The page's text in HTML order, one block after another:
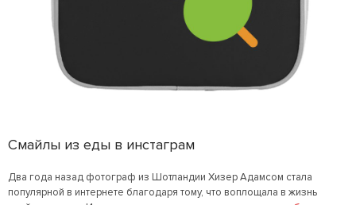
Смайлы из еды в инстаграм
Два года назад фотограф из Шотландии Хизер Адамсом стала
популярной в интернете благодаря тому, что воплощала в жизнь